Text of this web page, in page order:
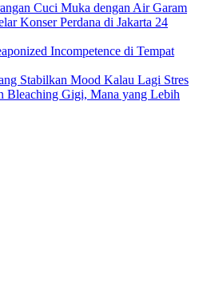
Cuci Muka dengan Air Garam
Konser Perdana di Jakarta 24
Incompetence di Tempat
Stabilkan Mood Kalau Lagi Stres
Bleaching Gigi, Mana yang Lebih